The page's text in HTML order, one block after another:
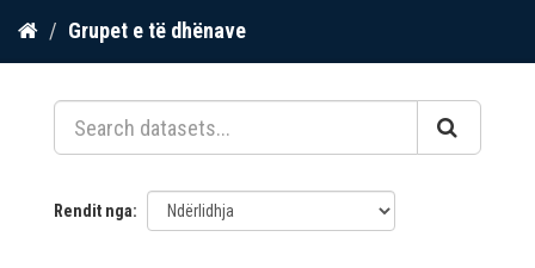
Kalo
përmbajtja
Grupet e të dhënave
Rendit nga